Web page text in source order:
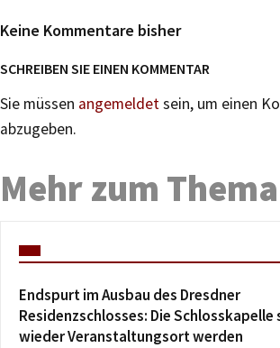
Keine Kommentare bisher
SCHREIBEN SIE EINEN KOMMENTAR
Sie müssen angemeldetsein, um einen
abzugeben.
Mehr zum Thema
Endspurt im Ausbau des Dresdner
Residenzschlosses: Die Schlosskapelle
wieder Veranstaltungsort werden